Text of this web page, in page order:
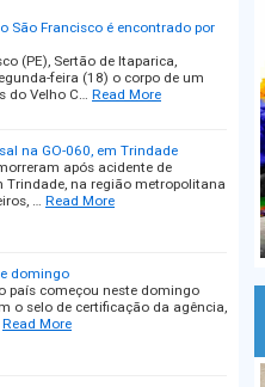
São Francisco é encontrado por
(PE), Sertão de Itaparica,
feira (18) o corpo de um
do Velho C… Read More
na GO-060, em Trindade
após acidente de
Trindade, na região metropolitana
… Read More
domingo
país começou neste domingo
o selo de certificação da agência,
Read More